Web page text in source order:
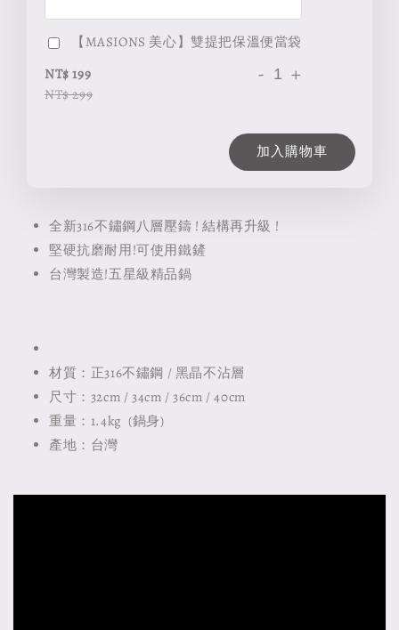
【MASIONS 美心】雙提把保溫便當袋
NT$ 199
NT$ 299
- +
加入購物車
全新316不鏽鋼八層壓鑄 ! 結構再升級 !
堅硬抗磨耐用!可使用鐵鏟
台灣製造!五星級精品鍋
材質：正316不鏽鋼 / 黑晶不沾層
尺寸：32cm / 34cm / 36cm / 40cm
重量：1.4kg (鍋身)
產地：台灣